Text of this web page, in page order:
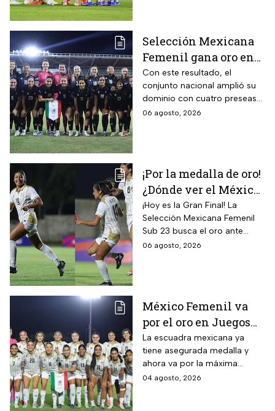
Selección Mexicana
Femenil gana oro en
Juegos
Centroamericanos; el
camino de México a la
gloria
Con este resultado, el
conjunto nacional amplió su
dominio con cuatro preseas
doradas de forma
06 agosto, 2026
¡Por la medalla de oro!
¿Dónde ver el México
vs Colombia Femenil?
Así puedes seguir la
Gran Final EN VIVO
¡Hoy es la Gran Final! La
Selección Mexicana Femenil
Sub 23 busca el oro ante
Colombia en los Juegos
06 agosto, 2026
México Femenil va
por el oro en Juegos
Centroamericanos; ya
conoce a su rival
La escuadra mexicana ya
tiene asegurada medalla y
ahora va por la máxima
presea en los Juegos
04 agosto, 2026